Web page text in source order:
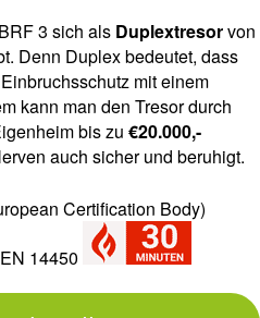
3 sich als Duplextresorvon
Denn Duplex bedeutet, dass
mit einem
kann man den Tresor durch
bis zu €20.000,-
auch sicher und beruhigt.